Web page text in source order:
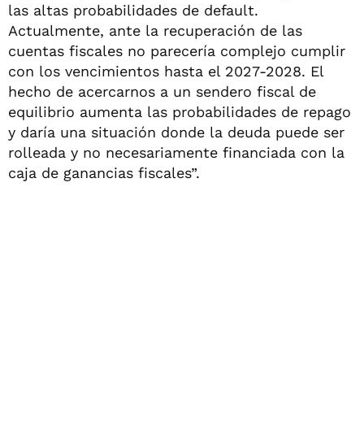
las altas probabilidades de default.
Actualmente, ante la recuperación de las
cuentas fiscales no parecería complejo cumplir
con los vencimientos hasta el 2027-2028. El
hecho de acercarnos a un sendero fiscal de
equilibrio aumenta las probabilidades de repago
y daría una situación donde la deuda puede ser
rolleada y no necesariamente financiada con la
caja de ganancias fiscales”.